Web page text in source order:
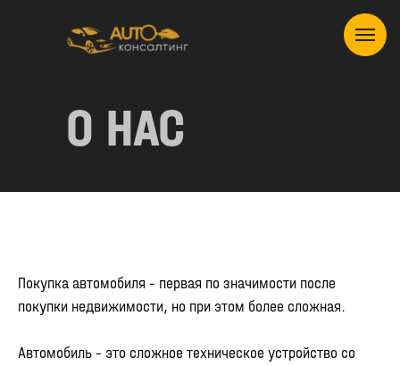
О НАС
Покупка автомобиля - первая по значимости после
покупки недвижимости, но при этом более сложная.
Автомобиль - это сложное техническое устройство со